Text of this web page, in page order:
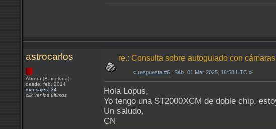
astrocarlos
Abrera (Barcelona)
desde: feb, 2014
mensajes: 34
clik ver los últimos
re.: Consulta sobre autoguiado con
« respuesta #6 : Sáb, 01 Mar 2025, 16:58 UTC »
Hola Lopus,
Yo tengo una ST2000XCM de doble chip,
Un saludo,
CN